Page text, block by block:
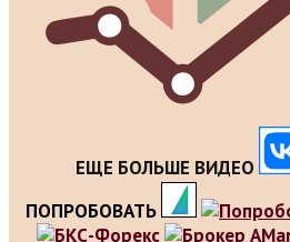
ЕЩЕ БОЛЬШЕ ВИДЕО
ПОПРОБОВАТЬ